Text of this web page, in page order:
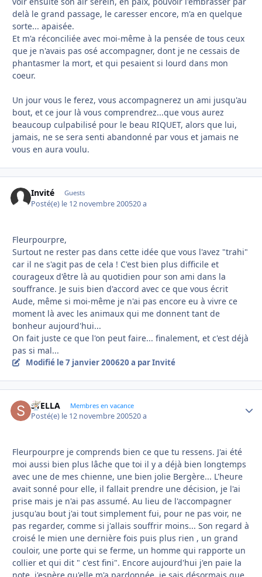
delà le grand passage, le caresser encore, m'a en quelque
sorte... apaisée.
Et m'a réconciliée avec moi-même à la pensée de tous ceux
que je n'avais pas osé accompagner, dont je ne cessais de
phantasmer la mort, et qui pesaient si lourd dans mon
coeur.
Un jour vous le ferez, vous accompagnerez un ami jusqu'au
bout, et ce jour là vous comprendrez...que vous aurez
beaucoup culpabilisé pour le beau RIQUET, alors que lui,
jamais, ne se sera senti abandonné par vous et jamais ne
vous en aura voulu.
Invité Guests
Posté(e) le 12 novembre 200520 a
Fleurpourpre,
Surtout ne rester pas dans cette idée que vous l'avez "trahi"
car il ne s'agit pas de cela ! C'est bien plus difficile et
courageux d'être là au quotidien pour son ami dans la
souffrance. Je suis bien d'accord avec ce que vous écrit
Aude, même si moi-même je n'ai pas encore eu à vivre ce
moment là avec les animaux qui me donnent tant de
bonheur aujourd'hui...
On fait juste ce que l'on peut faire... finalement, et c'est déjà
pas si mal...
Modifié le 7 janvier 200620 a par Invité
STELLA Membres en vacance
Posté(e) le 12 novembre 200520 a
Fleurpourpre je comprends bien ce que tu ressens. J'ai été
moi aussi bien plus lâche que toi il y a déjà bien longtemps
avec une de mes chienne, une bien jolie Bergère... L'heure
avait sonné pour elle, il fallait prendre une décision, je l'ai
prise mais je n'ai pas assumé. Au lieu de l'accompagner
jusqu'au bout j'ai tout simplement fui, pour ne pas voir, ne
pas regarder, comme si j'allais souffrir moins... Son regard à
croisé le mien une dernière fois puis plus rien , un grand
couloir, une porte qui se ferme, un homme qui rapporte un
collier et qui dit " c'est fini". Encore aujourd'hui j'en paie la